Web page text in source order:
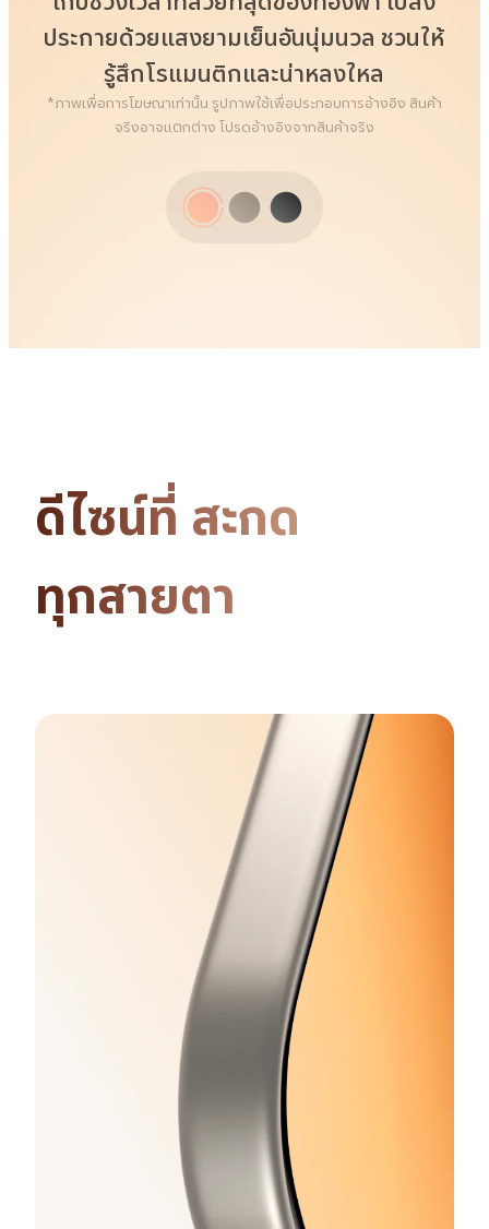
ประกายด้วยแสงยามเย็นอันนุ่มนวล ชวนให้
รู้สึกโรแมนติกและน่าหลงใหล
ของผาหินสีเทา สีเทานี้ไม่ใช่แค่สี แต่คือความ
มั่นใจที่เรียบง่าย มั่นคง และสัมผัสได้
*ภาพเพื่อการโฆษณาเท่านั้น รูปภาพใช้เพื่อประกอบการอ้างอิง สินค้า
จริงอาจแตกต่าง โปรดอ้างอิงจากสินค้าจริง
อย่างเงียบสงบ คลาสสิกเหนือกาลเวลา ทัน
สมัยอยู่เสมอ
ดีไซน์ที่ สะกด
ทุกสายตา